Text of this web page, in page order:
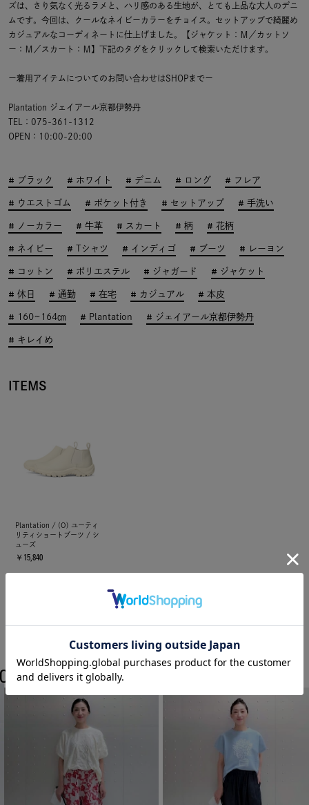
ズは、さり気なく光るラメと、ハリ感のある生地が、とても上品な大人のデニ
ムです。今回は、クールなネイビーカラーをチョイス。セットアップで綺麗め
カジュアルなコーディネートに仕上げました。【ジャケット：Ｍ／カットソ
ー：Ｍ／スカート：Ｍ】下記のタグをクリックして検索いただけます。
ー着用アイテムについてのお問い合わせはSHOPまでー
Plantation ジェイアール京都伊勢丹
TEL：075-361-1312
OPEN：10:00-20:00
ブラック ホワイト デニム ロング フレア
ウエストゴム ポケット付き セットアップ 手洗い
ノーカラー 牛革 スカート 柄 花柄
ネイビー Tシャツ インディゴ ブーツ レーヨン
コットン ポリエステル ジャガード ジャケット
休日 通勤 在宅 カジュアル 本皮
160~164㎝ Plantation ジェイアール京都伊勢丹
キレイめ
ITEMS
Plantation / (O) ユーティ
リティショートブーツ / シ
ューズ
￥15,840
Plantationのスタッフコーディネート